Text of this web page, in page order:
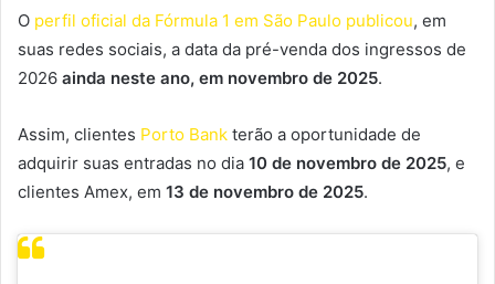
O perfil oficial da Fórmula 1 em São Paulo publicou, em
suas redes sociais, a data da pré-venda dos ingressos de
2026 ainda neste ano, em novembro de 2025.
Assim, clientes Porto Bank terão a oportunidade de
adquirir suas entradas no dia 10 de novembro de 2025, e
clientes Amex, em 13 de novembro de 2025.